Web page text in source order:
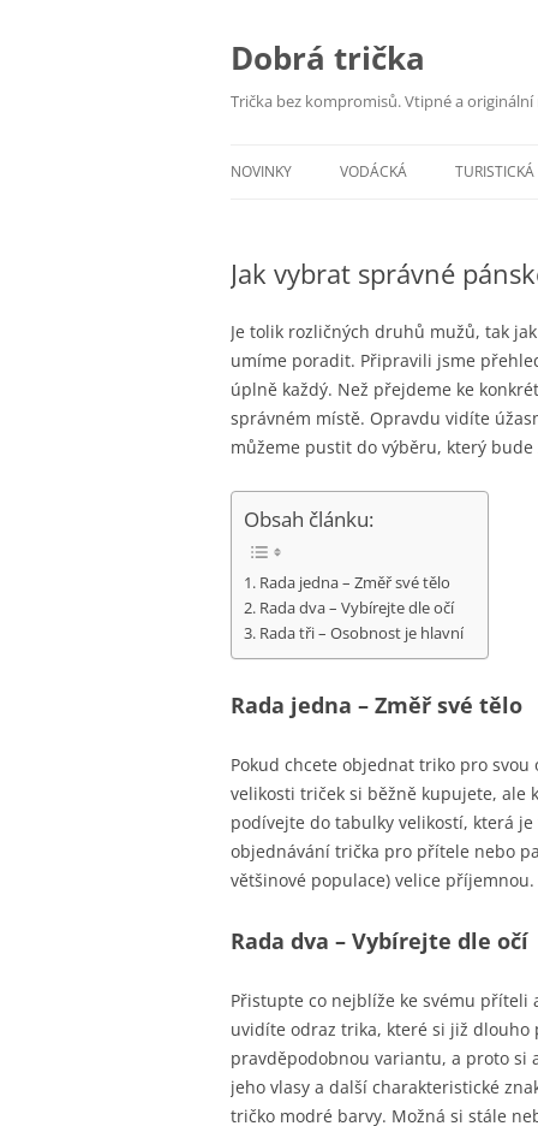
Dobrá trička
Trička bez kompromisů. Vtipné a
NOVINKY VODÁCKÁ TURISTICKÁ
Jak vybrat správné
Je tolik rozličných druhů mužů, tak
umíme poradit. Připravili jsme
úplně každý. Než přejdeme ke
správném místě. Opravdu vidíte
můžeme pustit do výběru, který
Obsah článku:
Rada jedna – Změř své tělo
Rada dva – Vybírejte dle očí
Rada tři – Osobnost je hlavní
Rada jedna – Změř své tělo
Pokud chcete objednat triko pro
velikosti triček si běžně kupujete, ale
podívejte do tabulky velikostí, která
objednávání trička pro přítele nebo
většinové populace) velice
Rada dva – Vybírejte dle očí
Přistupte co nejblíže ke svému příteli
uvidíte odraz trika, které si již dlouho
pravděpodobnou variantu, a proto si
jeho vlasy a další charakteristické
tričko modré barvy. Možná si stále